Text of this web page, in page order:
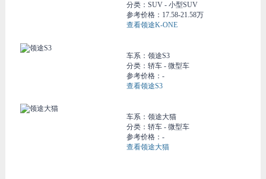
分类：SUV - 小型SUV
参考价格： 17.58-21.58万
查看领途K-ONE
车系： 领途S3
分类：轿车 - 微型车
参考价格：-
查看领途S3
车系： 领途大猫
分类：轿车 - 微型车
参考价格：-
查看领途大猫